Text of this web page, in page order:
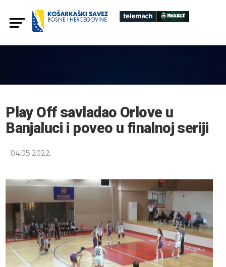
Play Off savladao Orlove u
Banjaluci i poveo u finalnoj seriji
04.05.2022.